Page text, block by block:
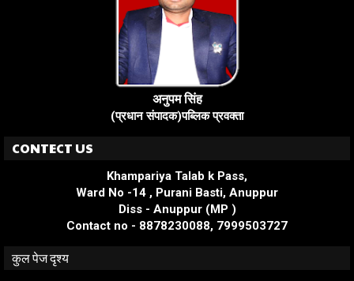
अनुपम सिंह
(प्रधान संपादक)पब्लिक प्रवक्ता
CONTECT US
Khampariya Talab k Pass,
Ward No -14 , Purani Basti, Anuppur
Diss - Anuppur (MP )
Contact no - 8878230088, 7999503727
कुल पेज दृश्य